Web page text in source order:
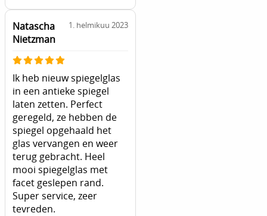
Natascha
Nietzman
1. helmikuu 2023
Ik heb nieuw spiegelglas
in een antieke spiegel
laten zetten. Perfect
geregeld, ze hebben de
spiegel opgehaald het
glas vervangen en weer
terug gebracht. Heel
mooi spiegelglas met
facet geslepen rand.
Super service, zeer
tevreden.